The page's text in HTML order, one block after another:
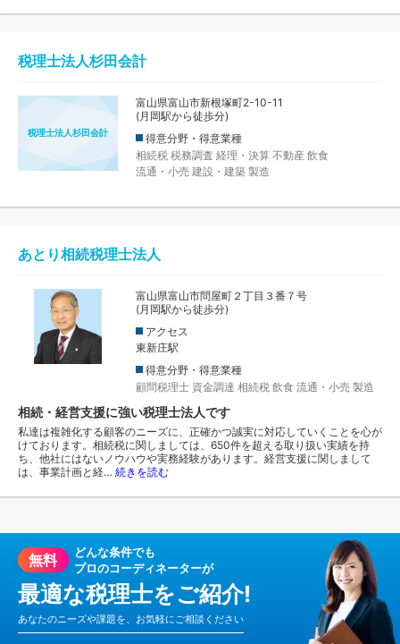
税理士法人杉田会計
税理士法人杉田会計
富山県富山市新根塚町2-10-11
(月岡駅から徒歩分)
得意分野・得意業種
相続税 税務調査 経理・決算 不動産 飲食
流通・小売 建設・建築 製造
あとり相続税理士法人
富山県富山市問屋町２丁目３番７号
(月岡駅から徒歩分)
アクセス
東新庄駅
得意分野・得意業種
顧問税理士 資金調達 相続税 飲食 流通・小売 製造
相続・経営支援に強い税理士法人です
私達は複雑化する顧客のニーズに、正確かつ誠実に対応していくことを心が
けております。相続税に関しましては、650件を超える取り扱い実績を持
ち、他社にはないノウハウや実務経験があります。経営支援に関しまして
は、事業計画と経… 続きを読む
無料
どんな条件でも
プロのコーディネーターが
最適な税理士をご紹介!
あなたのニーズや課題を、お気軽にご相談ください